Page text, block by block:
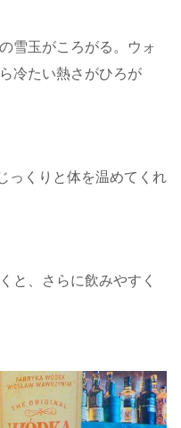
雪玉がころがる。ウォ
冷たい熱さがひろが
っくりと体を温めてくれ
と、さらに飲みやすく